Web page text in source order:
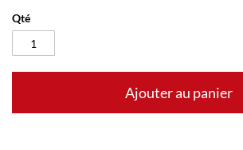
Qté
Ajouter au panier